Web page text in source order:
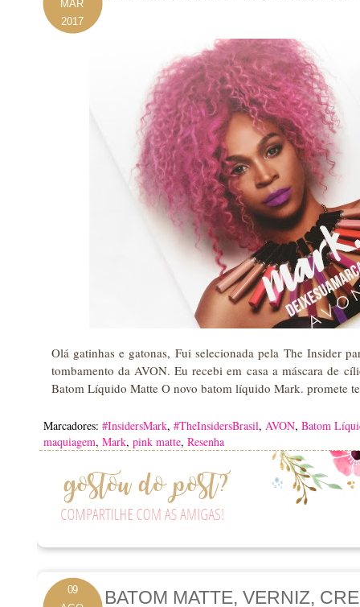
MAR
2017
Olá gatinhas e gatonas, Fui selecionada pela The Insider
tombamento da AVON. Eu recebi em casa a máscara de
Batom Líquido Matte O novo batom líquido Mark. promete
Marcadores: #InsidersMark, #TheInsidersBrasil, AVON, Batom
maquiagem, Mark, pink matte, Resenha
09
BATOM MATTE, VERNIZ,